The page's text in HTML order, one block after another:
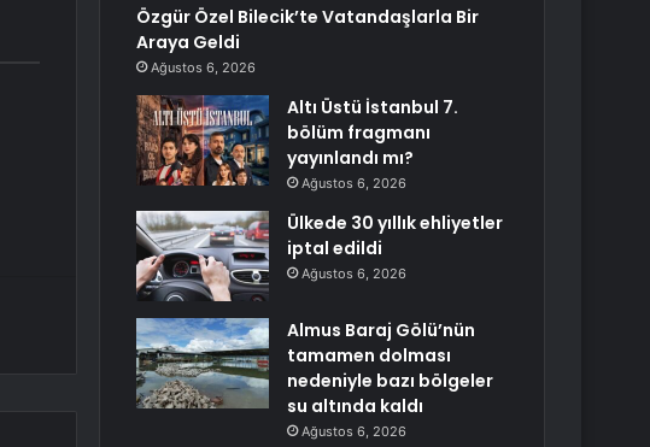
Özgür Özel Bilecik’te Vatandaşlarla Bir
Araya Geldi
Ağustos 6, 2026
Altı Üstü İstanbul 7.
bölüm fragmanı
yayınlandı mı?
Ağustos 6, 2026
Ülkede 30 yıllık ehliyetler
iptal edildi
Ağustos 6, 2026
Almus Baraj Gölü’nün
tamamen dolması
nedeniyle bazı bölgeler
su altında kaldı
Ağustos 6, 2026